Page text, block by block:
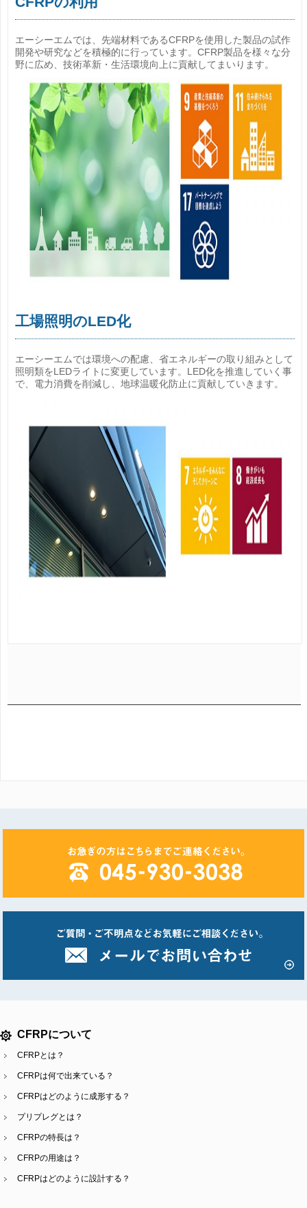
エーシーエムでは、先端材料であるCFRPを使用した製品の試作
開発や研究などを積極的に行っています。CFRP製品を様々な分
野に広め、技術革新・生活環境向上に貢献してまいります。
工場照明のLED化
エーシーエムでは環境への配慮、省エネルギーの取り組みとして
照明類をLEDライトに変更しています。LED化を推進していく事
で、電力消費を削減し、地球温暖化防止に貢献していきます。
CFRPについて
CFRPとは？
CFRPは何で出来ている？
CFRPはどのように成形する？
プリプレグとは？
CFRPの特長は？
CFRPの用途は？
CFRPはどのように設計する？